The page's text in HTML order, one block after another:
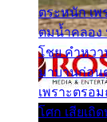
ตระหนัก เพ
ตมน้ำคลอง
โชย คำหวา
มาบานก่อน
เพราะตรอ
โศก เสียเถิ